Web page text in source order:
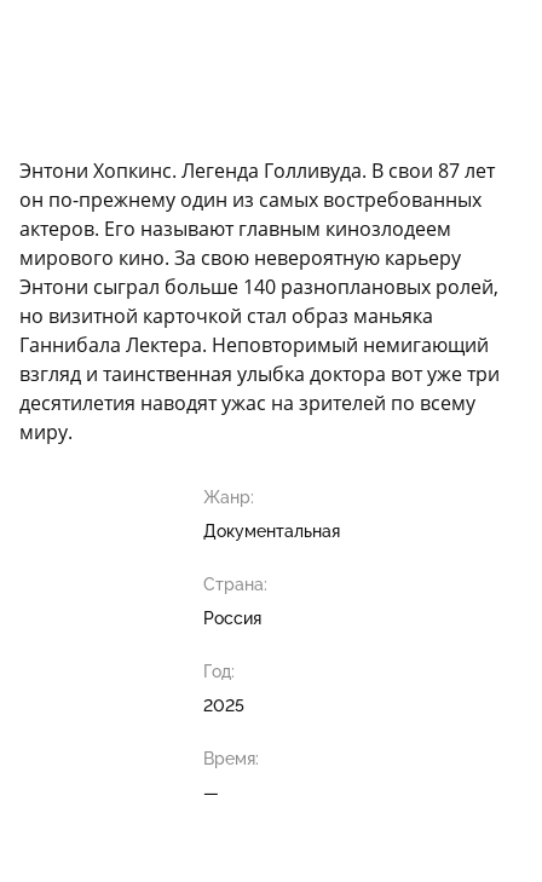
Энтони Хопкинс. Легенда Голливуда. В свои 87 лет
он по-прежнему один из самых востребованных
актеров. Его называют главным кинозлодеем
мирового кино. За свою невероятную карьеру
Энтони сыграл больше 140 разноплановых ролей,
но визитной карточкой стал образ маньяка
Ганнибала Лектера. Неповторимый немигающий
взгляд и таинственная улыбка доктора вот уже три
десятилетия наводят ужас на зрителей по всему
миру.
Жанр:
Документальная
Страна:
Россия
Год:
2025
Время:
—